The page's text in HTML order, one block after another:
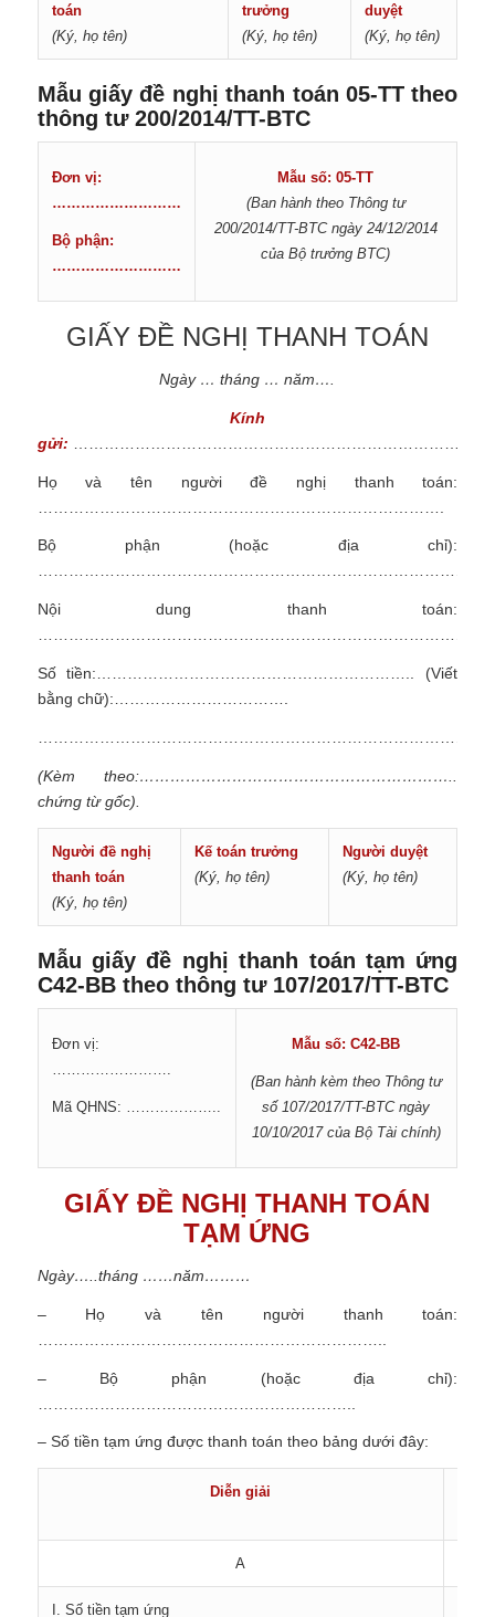
toán
(Ký, họ tên)
trưởng
(Ký, họ tên)
duyệt
(Ký, họ tên)
Mẫu giấy đề nghị thanh toán 05-TT theo
thông tư 200/2014/TT-BTC
Đơn vị:
………………………
Bộ phận:
………………………
Mẫu số: 05-TT
(Ban hành theo Thông tư
200/2014/TT-BTC ngày 24/12/2014
của Bộ trưởng BTC)
GIẤY ĐỀ NGHỊ THANH TOÁN
Ngày … tháng … năm….
Kính
gửi:
Họ và tên người đề nghị thanh toán:
Bộ phận (hoặc địa chỉ):
Nội dung thanh toán:
Số tiền:…………………………………………………….. (Viết
bằng chữ):…………………………….
(Kèm theo:……………………………………………………..
chứng từ gốc).
Người đề nghị
thanh toán
(Ký, họ tên)
Kế toán trưởng
(Ký, họ tên)
Người duyệt
(Ký, họ tên)
Mẫu giấy đề nghị thanh toán tạm ứng
C42-BB theo thông tư 107/2017/TT-BTC
Đơn vị:
Mã QHNS: ………………..
Mẫu số: C42-BB
(Ban hành kèm theo Thông tư
số 107/2017/TT-BTC ngày
10/10/2017 của Bộ Tài chính)
GIẤY ĐỀ NGHỊ THANH TOÁN
TẠM ỨNG
Ngày….. tháng ……năm………
– Họ và tên người thanh toán:
– Bộ phận (hoặc địa chỉ):
– Số tiền tạm ứng được thanh toán theo bảng dưới đây:
Diễn giải
A
I. Số tiền tạm ứng